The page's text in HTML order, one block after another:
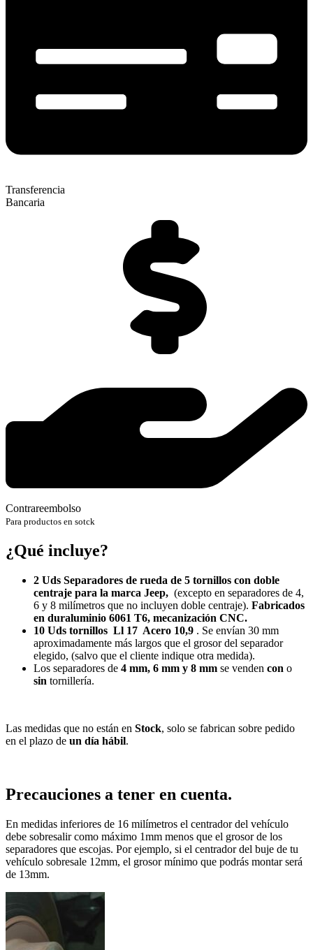
Transferencia
Bancaria
Contrareembolso
Para productos en sotck
¿Qué incluye?
2 Uds Separadores de rueda de 5 tornillos con doble
centraje para la marca Jeep, (excepto en separadores de 4,
6 y 8 milímetros que no incluyen doble centraje). Fabricados
en duraluminio 6061 T6, mecanización CNC.
10 Uds tornillos Ll 17 Acero 10,9 . Se envían 30 mm
aproximadamente más largos que el grosor del separador
elegido, (salvo que el cliente indique otra medida).
Los separadores de 4 mm, 6 mm y 8 mm se venden con o
sin tornillería.
Las medidas que no están en Stock, solo se fabrican sobre pedido
en el plazo de un día hábil.
Precauciones a tener en cuenta.
En medidas inferiores de 16 milímetros el centrador del vehículo
debe sobresalir como máximo 1mm menos que el grosor de los
separadores que escojas. Por ejemplo, si el centrador del buje de tu
vehículo sobresale 12mm, el grosor mínimo que podrás montar será
de 13mm.